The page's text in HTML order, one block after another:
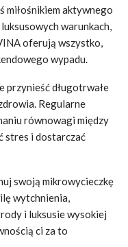
miłośnikiem aktywnego
warunkach,
oferują wszystko,
wypadu.
przynieść długotrwałe
Regularne
równowagi między
stres i dostarczać
swoją mikrowycieczkę
wytchnienia,
i luksusie wysokiej
ci za to